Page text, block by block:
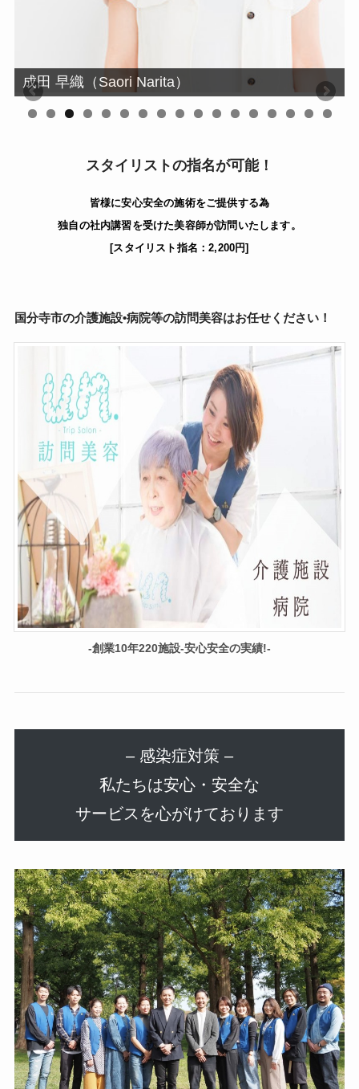
成田 早織（Saori Narita）
スタイリストの指名が可能！
皆様に安心安全の施術をご提供する為
独自の社内講習を受けた美容師が訪問いたします。
[スタイリスト指名：2,200円]
国分寺市の介護施設•病院等の訪問美容はお任せください！
-創業10年220施設-安心安全の実績!-
– 感染症対策 –
私たちは安心・安全な
サービスを心がけております